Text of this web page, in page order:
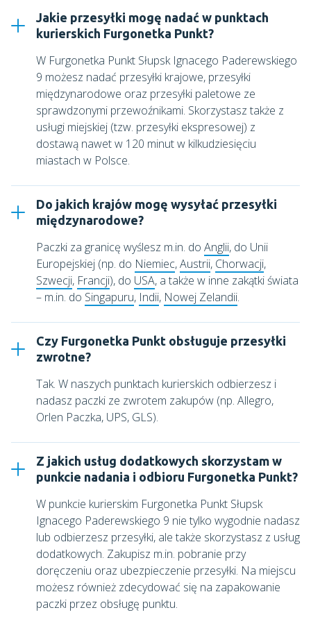
Jakie przesyłki mogę nadać w punktach
kurierskich Furgonetka Punkt?
W Furgonetka Punkt Słupsk Ignacego Paderewskiego
9 możesz nadać przesyłki krajowe, przesyłki
międzynarodowe oraz przesyłki paletowe ze
sprawdzonymi przewoźnikami. Skorzystasz także z
usługi miejskiej (tzw. przesyłki ekspresowej) z
dostawą nawet w 120 minut w kilkudziesięciu
miastach w Polsce.
Do jakich krajów mogę wysyłać przesyłki
międzynarodowe?
Paczki za granicę wyślesz m.in. do Anglii, do Unii
Europejskiej (np. do Niemiec,Austrii, Chorwacji,
Szwecji, Francji), do USA, a także w inne zakątki świata
– m.in. do Singapuru, Indii, Nowej Zelandii.
Czy Furgonetka Punkt obsługuje przesyłki
zwrotne?
Tak. W naszych punktach kurierskich odbierzesz i
nadasz paczki ze zwrotem zakupów (np. Allegro,
Orlen Paczka, UPS, GLS).
Z jakich usług dodatkowych skorzystam w
punkcie nadania i odbioru Furgonetka Punkt?
W punkcie kurierskim Furgonetka Punkt Słupsk
Ignacego Paderewskiego 9 nie tylko wygodnie nadasz
lub odbierzesz przesyłki, ale także skorzystasz z usług
dodatkowych. Zakupisz m.in. pobranie przy
doręczeniu oraz ubezpieczenie przesyłki. Na miejscu
możesz również zdecydować się na zapakowanie
paczki przez obsługę punktu.